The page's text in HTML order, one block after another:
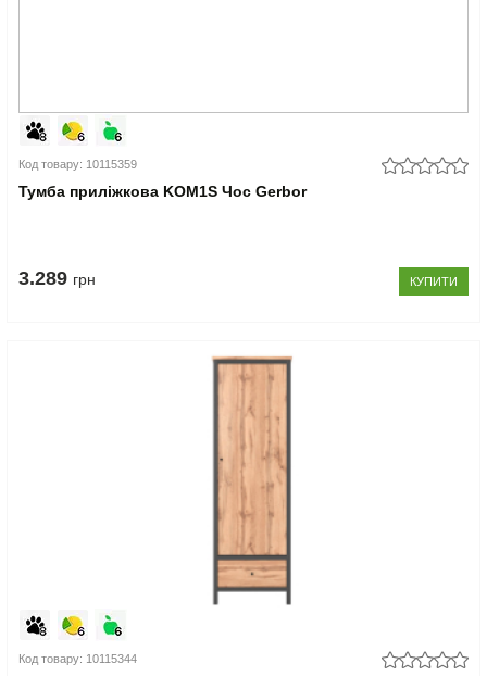
Код товару: 10115359
Тумба приліжкова KOM1S Чос Gerbor
3.289 грн КУПИТИ
Код товару: 10115344